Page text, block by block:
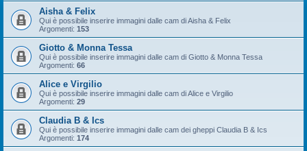
Aisha & Felix
Qui è possibile inserire immagini dalle cam di Aisha & Felix
Argomenti: 153
Giotto & Monna Tessa
Qui è possibile inserire immagini dalle cam di Giotto & Monna Tessa
Argomenti: 66
Alice e Virgilio
Qui è possibile inserire immagini dalle cam di Alice e Virgilio
Argomenti: 29
Claudia B & Ics
Qui è possibile inserire immagini dalle cam dei gheppi Claudia B & Ics
Argomenti: 174